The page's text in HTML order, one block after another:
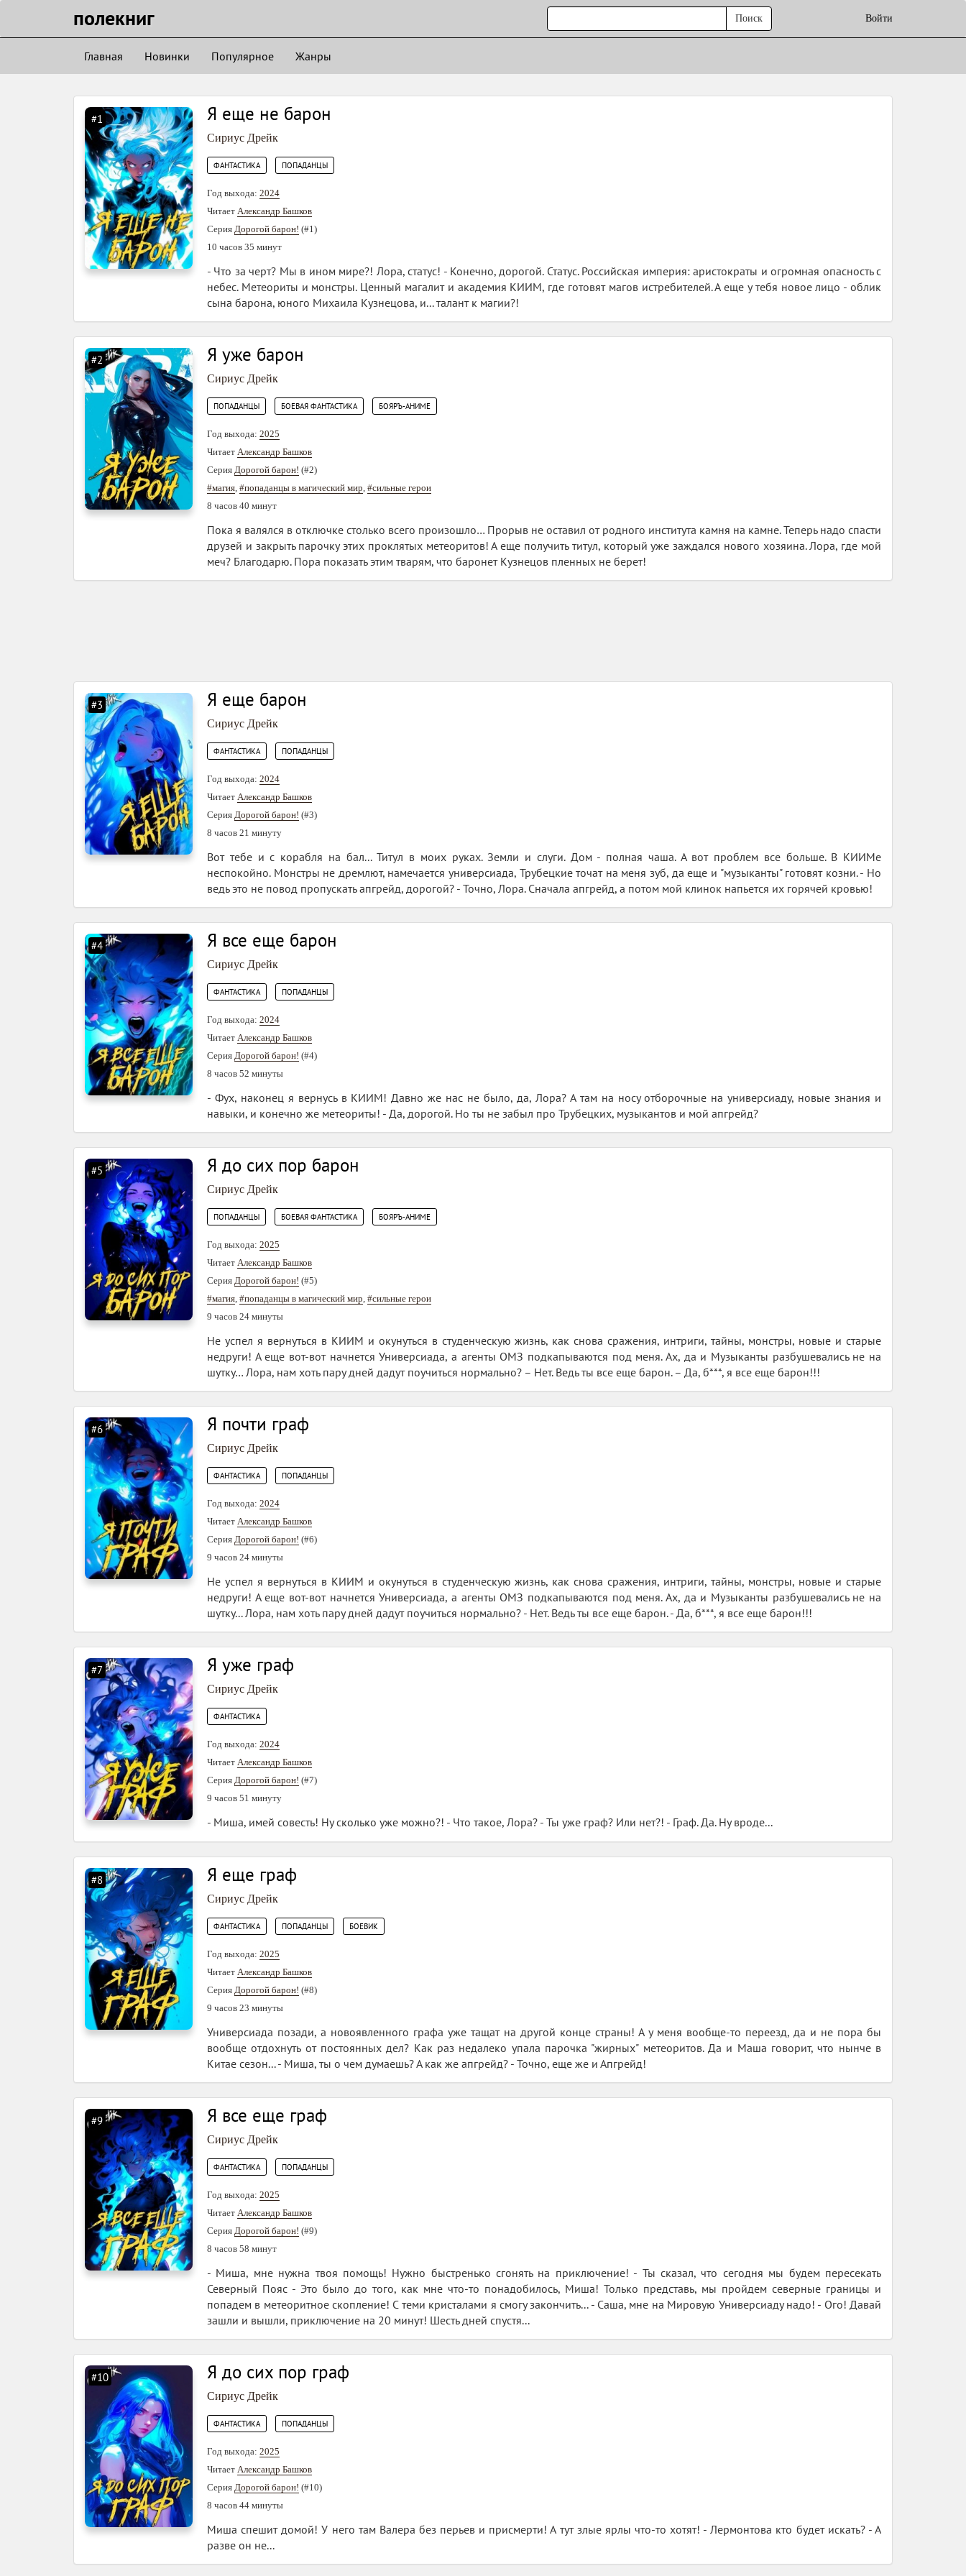
полекниг Войти
Поиск
Главная Новинки Популярное Жанры
#1 Я еще не барон
Сириус Дрейк
ФАНТАСТИКА ПОПАДАНЦЫ
Год выхода: 2024
Читает Александр Башков
Серия Дорогой барон! (#1)
10 часов 35 минут
- Что за черт? Мы в ином мире?! Лора, статус! - Конечно, дорогой. Статус. Российская империя: аристократы и огромная опасность с
небес. Метеориты и монстры. Ценный магалит и академия КИИМ, где готовят магов истребителей. А еще у тебя новое лицо - облик
сына барона, юного Михаила Кузнецова, и... талант к магии?!
#2 Я уже барон
Сириус Дрейк
ПОПАДАНЦЫ БОЕВАЯ ФАНТАСТИКА БОЯРЪ-АНИМЕ
Год выхода: 2025
Читает Александр Башков
Серия Дорогой барон! (#2)
#магия, #попаданцы в магический мир, #сильные герои
8 часов 40 минут
Пока я валялся в отключке столько всего произошло… Прорыв не оставил от родного института камня на камне. Теперь надо спасти
друзей и закрыть парочку этих проклятых метеоритов! А еще получить титул, который уже заждался нового хозяина. Лора, где мой
меч? Благодарю. Пора показать этим тварям, что баронет Кузнецов пленных не берет!
#3 Я еще барон
Сириус Дрейк
ФАНТАСТИКА ПОПАДАНЦЫ
Год выхода: 2024
Читает Александр Башков
Серия Дорогой барон! (#3)
8 часов 21 минуту
Вот тебе и с корабля на бал... Титул в моих руках. Земли и слуги. Дом - полная чаша. А вот проблем все больше. В КИИМе
неспокойно. Монстры не дремлют, намечается универсиада, Трубецкие точат на меня зуб, да еще и "музыканты" готовят козни. - Но
ведь это не повод пропускать апгрейд, дорогой? - Точно, Лора. Сначала апгрейд, а потом мой клинок напьется их горячей кровью!
#4 Я все еще барон
Сириус Дрейк
ФАНТАСТИКА ПОПАДАНЦЫ
Год выхода: 2024
Читает Александр Башков
Серия Дорогой барон! (#4)
8 часов 52 минуты
- Фух, наконец я вернусь в КИИМ! Давно же нас не было, да, Лора? А там на носу отборочные на универсиаду, новые знания и
навыки, и конечно же метеориты! - Да, дорогой. Но ты не забыл про Трубецких, музыкантов и мой апгрейд?
#5 Я до сих пор барон
Сириус Дрейк
ПОПАДАНЦЫ БОЕВАЯ ФАНТАСТИКА БОЯРЪ-АНИМЕ
Год выхода: 2025
Читает Александр Башков
Серия Дорогой барон! (#5)
#магия, #попаданцы в магический мир, #сильные герои
9 часов 24 минуты
Не успел я вернуться в КИИМ и окунуться в студенческую жизнь, как снова сражения, интриги, тайны, монстры, новые и старые
недруги! А еще вот-вот начнется Универсиада, а агенты ОМЗ подкапываются под меня. Ах, да и Музыканты разбушевались не на
шутку… Лора, нам хоть пару дней дадут поучиться нормально? – Нет. Ведь ты все еще барон. – Да, б***, я все еще барон!!!
#6 Я почти граф
Сириус Дрейк
ФАНТАСТИКА ПОПАДАНЦЫ
Год выхода: 2024
Читает Александр Башков
Серия Дорогой барон! (#6)
9 часов 24 минуты
Не успел я вернуться в КИИМ и окунуться в студенческую жизнь, как снова сражения, интриги, тайны, монстры, новые и старые
недруги! А еще вот-вот начнется Универсиада, а агенты ОМЗ подкапываются под меня. Ах, да и Музыканты разбушевались не на
шутку... Лора, нам хоть пару дней дадут поучиться нормально? - Нет. Ведь ты все еще барон. - Да, б***, я все еще барон!!!
#7 Я уже граф
Сириус Дрейк
ФАНТАСТИКА
Год выхода: 2024
Читает Александр Башков
Серия Дорогой барон! (#7)
9 часов 51 минуту
- Миша, имей совесть! Ну сколько уже можно?! - Что такое, Лора? - Ты уже граф? Или нет?! - Граф. Да. Ну вроде...
#8 Я еще граф
Сириус Дрейк
ФАНТАСТИКА ПОПАДАНЦЫ БОЕВИК
Год выхода: 2025
Читает Александр Башков
Серия Дорогой барон! (#8)
9 часов 23 минуты
Универсиада позади, а новоявленного графа уже тащат на другой конце страны! А у меня вообще-то переезд, да и не пора бы
вообще отдохнуть от постоянных дел? Как раз недалеко упала парочка "жирных" метеоритов. Да и Маша говорит, что нынче в
Китае сезон... - Миша, ты о чем думаешь? А как же апгрейд? - Точно, еще же и Апгрейд!
#9 Я все еще граф
Сириус Дрейк
ФАНТАСТИКА ПОПАДАНЦЫ
Год выхода: 2025
Читает Александр Башков
Серия Дорогой барон! (#9)
8 часов 58 минут
- Миша, мне нужна твоя помощь! Нужно быстренько сгонять на приключение! - Ты сказал, что сегодня мы будем пересекать
Северный Пояс - Это было до того, как мне что-то понадобилось, Миша! Только представь, мы пройдем северные границы и
попадем в метеоритное скопление! С теми кристалами я смогу закончить... - Саша, мне на Мировую Универсиаду надо! - Ого! Давай
зашли и вышли, приключение на 20 минут! Шесть дней спустя...
#10 Я до сих пор граф
Сириус Дрейк
ФАНТАСТИКА ПОПАДАНЦЫ
Год выхода: 2025
Читает Александр Башков
Серия Дорогой барон! (#10)
8 часов 44 минуты
Миша спешит домой! У него там Валера без перьев и присмерти! А тут злые ярлы что-то хотят! - Лермонтова кто будет искать? - А
разве он не...